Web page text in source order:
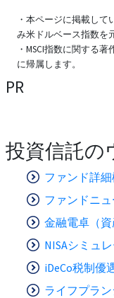
・本ページに掲載して
み米ドルベース指数を
・MSCI指数に関する
に帰属します。
PR
投資信託の
ファンド詳
ファンドニュ
金融電卓（資
NISAシミュ
iDeCo税制優
ライフプラ